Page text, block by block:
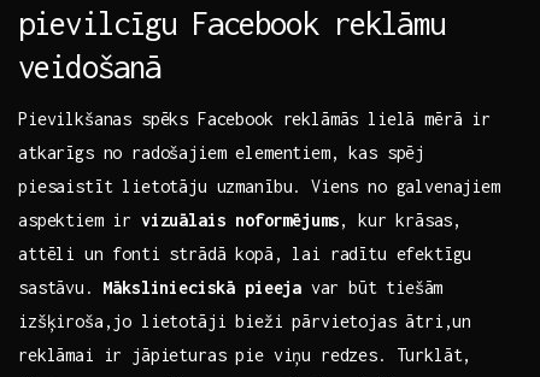
pievilcīgu ⁢Facebook reklāmu
veidošanā
Pievilkšanas spēks Facebook reklāmās lielā mērā ir
atkarīgs no radošajiem elementiem, kas spēj
piesaistīt lietotāju uzmanību. Viens no galvenajiem
aspektiem ‍ir vizuālais ⁣noformējums, ⁢kur ‌krāsas,
attēli un fonti strādā kopā, lai radītu efektīgu
sastāvu.⁣ Mākslinieciskā pieeja ⁢var ⁤būt tiešām
izšķiroša,jo lietotāji bieži pārvietojas ⁢ātri,un⁢
reklāmai ir jāpieturas pie‌ viņu redzes. Turklāt,